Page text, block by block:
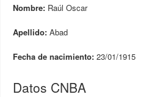
Nombre: Raúl Oscar
Apellido: Abad
Fecha de nacimiento: 23/01/1915
Datos CNBA